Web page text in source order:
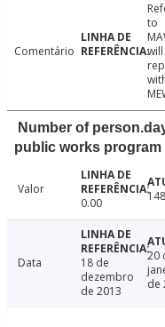
Comentário
to
Number of
public works program
Valor
0.00
Data
18 de
dezembro
de 2013
20
de